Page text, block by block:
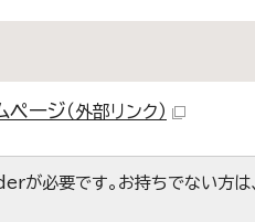
ページ（外部リンク）
が必要です。お持ちでない方は、